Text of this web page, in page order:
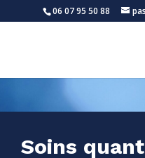
06 07 95 50 88
Soins